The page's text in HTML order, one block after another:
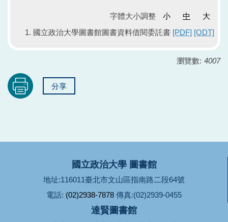
字體大小調整 小 中
大
國立政治大學圖書館圖書資料借閱委託書 [PDF] [ODT]
瀏覽數: 4007
分享
國立政治大學 圖書館
地址:116011臺北市文山區指南路二段64號
電話: (02)2938-7878 傳真:(02)2939-0455
達賢圖書館